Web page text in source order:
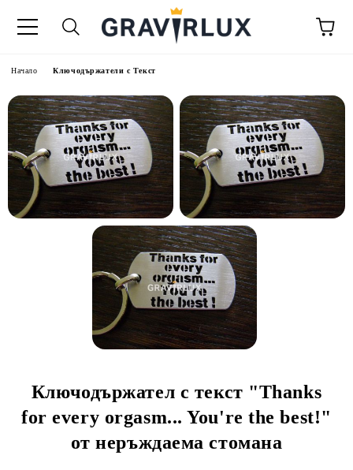
Начало Ключодържатели с Текст
Ключодържател с текст "Thanks
for every orgasm... You're the best!"
от неръждаема стомана